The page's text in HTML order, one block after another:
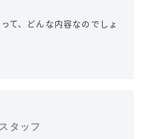
て、どんな内容なのでしょ
タッフ